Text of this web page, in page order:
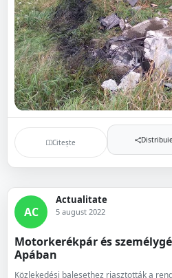
Citește Distribuie
AC
Actualitate
5 august 2022
Motorkerékpár és
Apában
Közlekedési balesethez riasztották a